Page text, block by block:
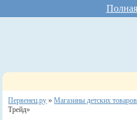
Первенец.ру »Магазины детских товаров
Трейд»